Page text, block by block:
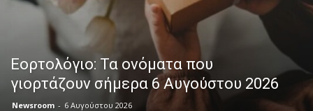
Εορτολόγιο: Τα ονόματα που
γιορτάζουν σήμερα 6 Αυγούστου 2026
Newsroom - 6 Αυγούστου 2026